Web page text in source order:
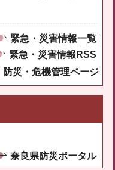
緊急・災害情報一覧
緊急・災害情報RSS
防災・危機管理ページ
奈良県防災ポータル